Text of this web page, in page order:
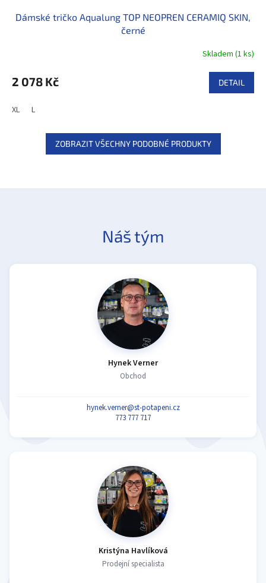
Dámské tričko Aqualung TOP NEOPREN CERAMIQ SKIN,
černé
Skladem (1 ks)
2 078 Kč DETAIL
XL L
ZOBRAZIT VŠECHNY PODOBNÉ PRODUKTY
Náš tým
Hynek Verner
Obchod
hynek.verner@st-potapeni.cz
773 777 717
Kristýna Havlíková
Prodejní specialista